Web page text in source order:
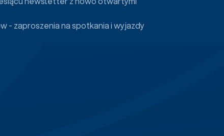
- zaproszenia na spotkania i wyjazdy